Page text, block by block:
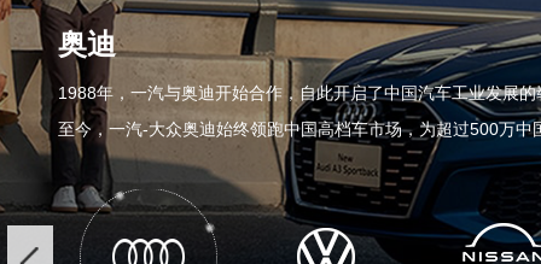
奥迪
1988年，一汽与奥迪开始合作，自此开启了中国汽车工业发展的
至今，一汽-大众奥迪始终领跑中国高档车市场，为超过500万